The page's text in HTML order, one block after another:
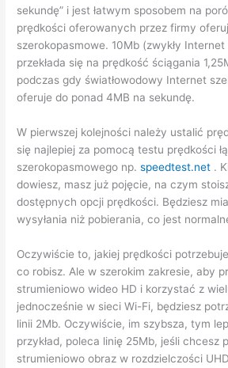
sekundę” i jest łatwym sposobem na
prędkości oferowanych przez firmy
szerokopasmowe. 10Mb (zwykły
przekłada się na prędkość ściągania
podczas gdy światłowodowy Internet
oferuje do ponad 4MB na sekundę.
W pierwszej kolejności należy ustalić
się najlepiej za pomocą testu prędkości
szerokopasmowego np.speedtest.net .
dowiesz, masz już pojęcie, na czym
dostępnych opcji prędkości. Będziesz
wysyłania niż pobierania, co jest
Oczywiście to, jakiej prędkości
co robisz. Ale w szerokim zakresie, aby
strumieniowo wideo HD i korzystać z
jednocześnie w sieci Wi-Fi, będziesz
linii 2Mb. Oczywiście, im szybsza, tym
przykład, poleca linię 25Mb, jeśli chcesz
strumieniowo obraz w rozdzielczości